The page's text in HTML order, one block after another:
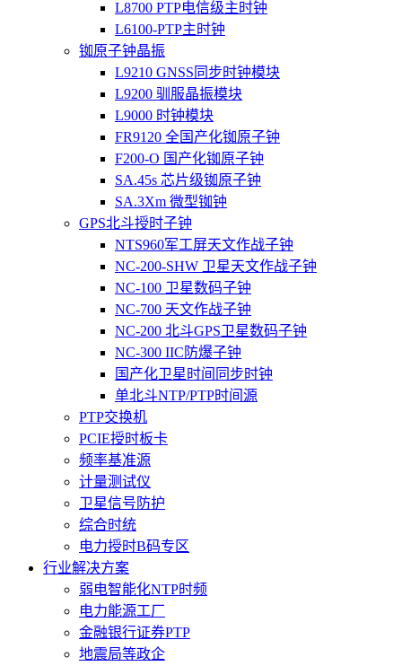
L8700 PTP电信级主时钟
L6100-PTP主时钟
铷原子钟晶振
L9210 GNSS同步时钟模块
L9200 驯服晶振模块
L9000 时钟模块
FR9120 全国产化铷原子钟
F200-O 国产化铷原子钟
SA.45s 芯片级铷原子钟
SA.3Xm 微型铷钟
GPS北斗授时子钟
NTS960军工屏天文作战子钟
NC-200-SHW 卫星天文作战子钟
NC-100 卫星数码子钟
NC-700 天文作战子钟
NC-200 北斗GPS卫星数码子钟
NC-300 IIC防爆子钟
国产化卫星时间同步时钟
单北斗NTP/PTP时间源
PTP交换机
PCIE授时板卡
频率基准源
计量测试仪
卫星信号防护
综合时统
电力授时B码专区
行业解决方案
弱电智能化NTP时频
电力能源工厂
金融银行证券PTP
地震局等政企